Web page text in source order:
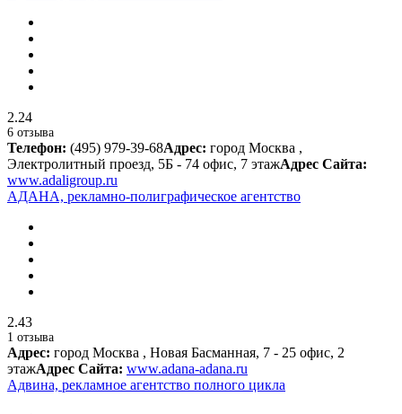
2.24
6 отзыва
Телефон: (495) 979-39-68Адрес: город Москва ,
Электролитный проезд, 5Б - 74 офис, 7 этажАдрес Сайта:
www.adaligroup.ru
АДАНА, рекламно-полиграфическое агентство
2.43
1 отзыва
Адрес: город Москва , Новая Басманная, 7 - 25 офис, 2
этажАдрес Сайта: www.adana-adana.ru
Адвина, рекламное агентство полного цикла